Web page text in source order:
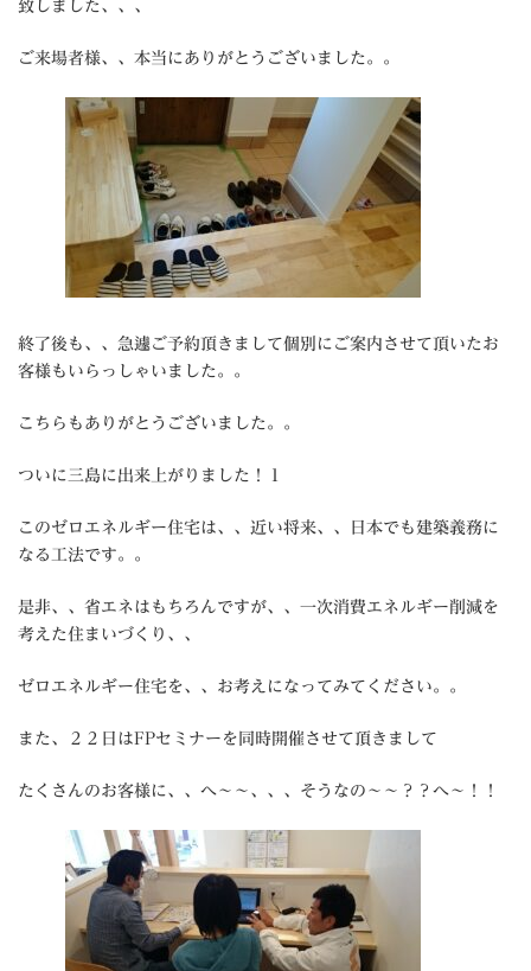
致しました、、、
ご来場者様、、本当にありがとうございました。。
終了後も、、急遽ご予約頂きまして個別にご案内させて頂いたお
客様もいらっしゃいました。。
こちらもありがとうございました。。
ついに三島に出来上がりました！１
このゼロエネルギー住宅は、、近い将来、、日本でも建築義務に
なる工法です。。
是非、、省エネはもちろんですが、、一次消費エネルギー削減を
考えた住まいづくり、、
ゼロエネルギー住宅を、、お考えになってみてください。。
また、２２日はFPセミナーを同時開催させて頂きまして
たくさんのお客様に、、へ～～、、、そうなの～～？？へ～！！